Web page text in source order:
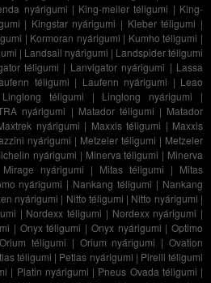
nyárigumi | King-meiler téligumi | King-
| Kingstar nyárigumi | Kleber téligumi |
| Kormoran nyárigumi | Kumho téligumi |
| Landsail nyárigumi | Landspider téligumi
téligumi | Lanvigator nyárigumi | Lassa
téligumi | Laufenn nyárigumi | Leao
Linglong téligumi | Linglong nyárigumi |
nyárigumi | Matador téligumi | Matador
nyárigumi | Maxxis téligumi | Maxxis
nyárigumi | Metzeler téligumi | Metzeler
nyárigumi | Minerva téligumi | Minerva
Mirage nyárigumi | Mitas téligumi | Mitas
nyárigumi | Nankang téligumi | Nankang
nyárigumi | Nitto téligumi | Nitto nyárigumi |
| Nordexx téligumi | Nordexx nyárigumi |
| Onyx téligumi | Onyx nyárigumi | Optimo
Orium téligumi | Orium nyárigumi |Ovation
téligumi | Petlas nyárigumi | Pirelli téligumi
| Platin nyárigumi | Pneus Ovada téligumi |